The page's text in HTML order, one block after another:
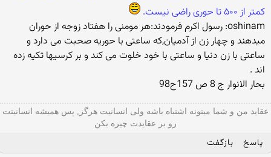
کمتر از ۵۰۰ تا حوری راضی نیست.
oshinam: رسول اکرم فرمودند:هر مومنی را هفتاد زوجه از حوران
میدهند و چهار زن از آدمیان,که ساعتی با حوریه صحبت می دارد و
ساعتی با زن دنیا و ساعتی با خود خلوت می کند و بر کرسیها تکیه زده
اند .
بحار الانوار ج 8 ص 157ح98
عقاید من و شما میتونه اشتباه باشه ولی انسانیت هرگز, پس همیشه انسانیتت
رو بر عقایدت چیره بکن
پاسخ بازگفت